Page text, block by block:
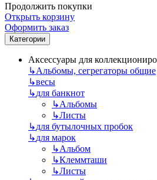
Продолжить покупки
Открыть корзину
Оформить заказ
Категории
Аксессуары для
↳Альбомы, сегрегаторы общие
↳весы
↳для банкнот
↳Альбомы
↳Листы
↳для бутылочных пробок
↳для марок
↳Альбом
↳Клеммташи
↳Листы